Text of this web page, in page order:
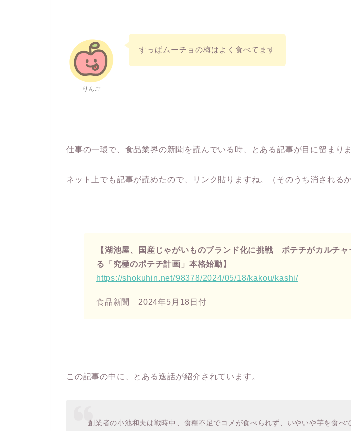
りんご
すっぱムーチョの梅はよく食べてます
仕事の一環で、食品業界の新聞を読んでいる時、とある記事が目に留まりま
ネット上でも記事が読めたので、リンク貼りますね。（そのうち消されるか
【湖池屋、国産じゃがいものブランド化に挑戦 ポテチがカルチャ
る「究極のポテチ計画」本格始動】
https://shokuhin.net/98378/2024/05/18/kakou/kashi/
食品新聞 2024年5月18日付
この記事の中に、とある逸話が紹介されています。
創業者の小池和夫は戦時中、食糧不足でコメが食べられず、いやいや芋を食べ